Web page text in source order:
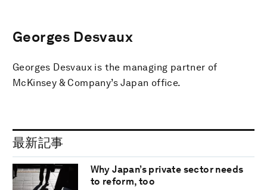
Georges Desvaux
Georges Desvaux is the managing partner of
McKinsey & Company’s Japan office.
最新記事
Why Japan’s private sector needs
to reform, too